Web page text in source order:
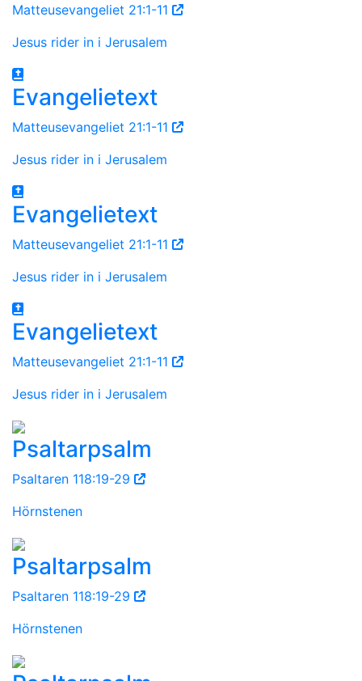
Matteusevangeliet 21:1-11
Jesus rider in i Jerusalem
Evangelietext
Matteusevangeliet 21:1-11
Jesus rider in i Jerusalem
Evangelietext
Matteusevangeliet 21:1-11
Jesus rider in i Jerusalem
Evangelietext
Matteusevangeliet 21:1-11
Jesus rider in i Jerusalem
Psaltarpsalm
Psaltaren 118:19-29
Hörnstenen
Psaltarpsalm
Psaltaren 118:19-29
Hörnstenen